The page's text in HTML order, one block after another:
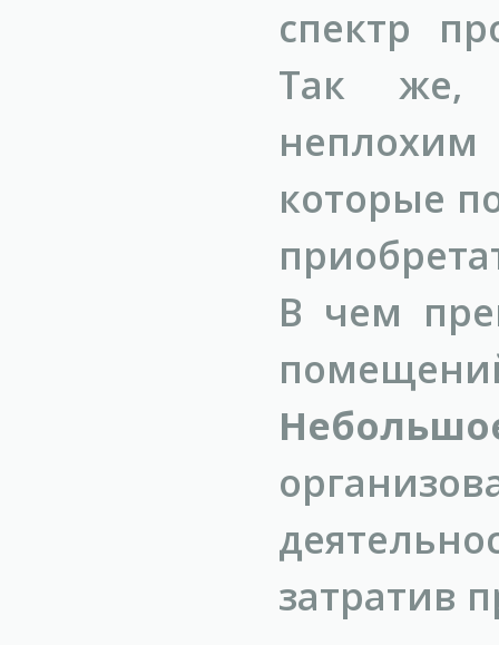
спектр
Так же,
которые
В чем
затратив